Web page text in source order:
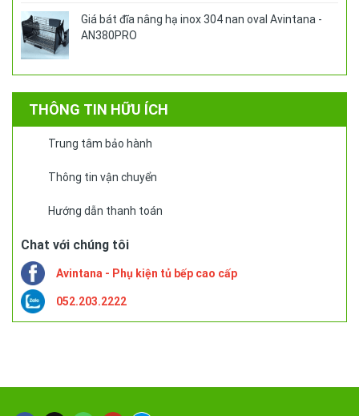
Giá bát đĩa nâng hạ inox 304 nan oval Avintana -
AN380PRO
THÔNG TIN HỮU ÍCH
Trung tâm bảo hành
Thông tin vận chuyển
Hướng dẫn thanh toán
Chat với chúng tôi
Avintana - Phụ kiện tủ bếp cao cấp
052.203.2222